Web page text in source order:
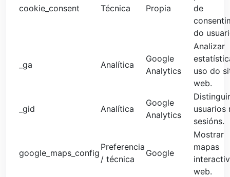
cookie_consent Técnica Propia
de
do
_ga Analítica
Google
Analytics
Analizar
uso do
web.
_gid Analítica
Google
Analytics
Distinguir
usuarios
sesións.
google_maps_config
Preferencia
/ técnica
Google
Mostrar
mapas
web.